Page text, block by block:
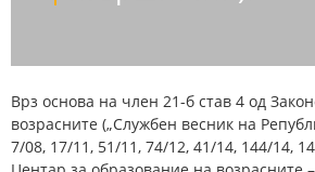
Врз основа на член 21-б став 4 од
возрасните („Службен весник на
7/08, 17/11, 51/11, 74/12, 41/14, 144/14,